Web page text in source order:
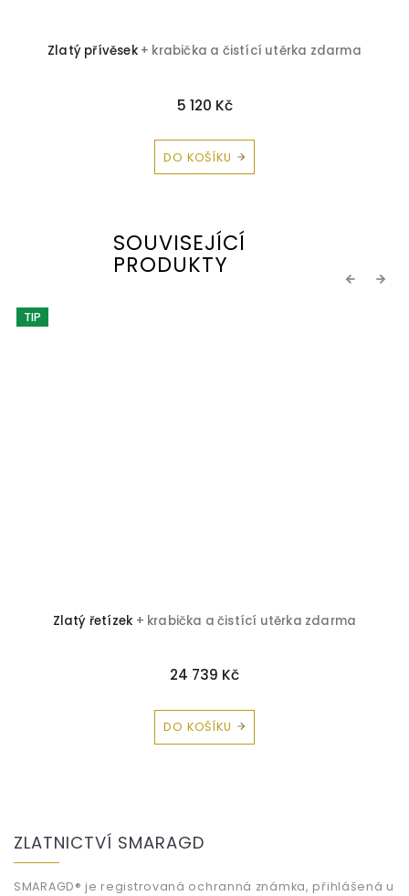
Zlatý přívěsek + krabička a čistící utěrka zdarma
5 120 Kč
DO KOŠÍKU
SOUVISEJÍCÍ
PRODUKTY Previous
TIP
Zlatý řetízek + krabička a čistící utěrka zdarma
24 739 Kč
DO KOŠÍKU
Next
ZLATNICTVÍ SMARAGD
SMARAGD® je registrovaná ochranná známka, přihlášená u